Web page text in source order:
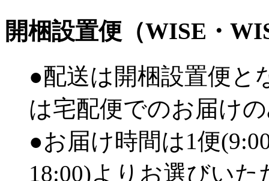
開梱設置便（WISE・
●配送は開梱設置便
は宅配便でのお届け
●お届け時間は1便
18:00)よりお選びいた